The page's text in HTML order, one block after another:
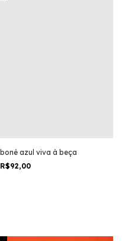
boné azul viva à beça
R$92,00